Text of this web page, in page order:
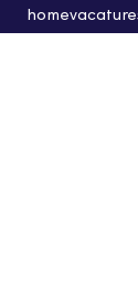
home